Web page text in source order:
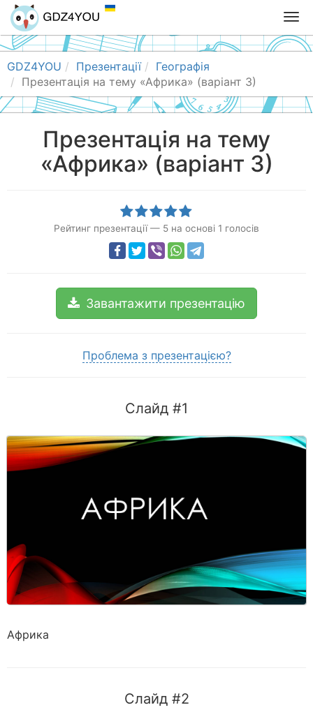
T
o
g
e
n
GDZ4YOU Презентації
Географія
Презентація на тему «Африка» (варіант 3)
Презентація на тему
«Африка» (варіант 3)
Рейтинг презентації — 5 на основі 1 голосів
Завантажити презентацію
Проблема з презентацією?
Слайд #1
Африка
Слайд #2